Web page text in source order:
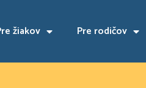
žiakov Pre rodičov